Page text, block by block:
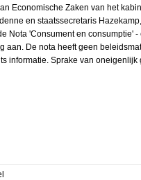
Economische Zaken van het
en staatssecretaris
Nota 'Consument en consumptie' -
aan. De nota heeft geen
informatie. Sprake van oneigenlijk